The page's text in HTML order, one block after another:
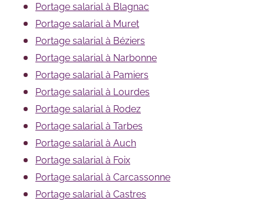
Portage salarial à Blagnac
Portage salarial à Muret
Portage salarial à Béziers
Portage salarial à Narbonne
Portage salarial à Pamiers
Portage salarial à Lourdes
Portage salarial à Rodez
Portage salarial à Tarbes
Portage salarial à Auch
Portage salarial à Foix
Portage salarial à Carcassonne
Portage salarial à Castres